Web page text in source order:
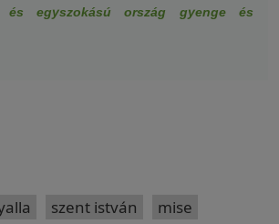
és egyszokású ország gyenge és
szent istván
mise